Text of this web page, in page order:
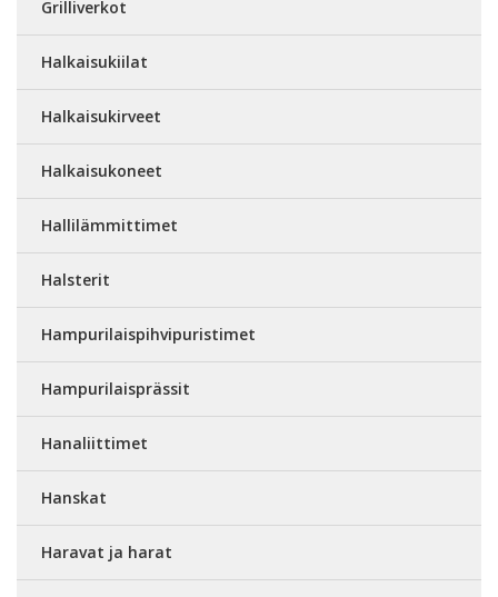
Grilliverkot
Halkaisukiilat
Halkaisukirveet
Halkaisukoneet
Hallilämmittimet
Halsterit
Hampurilaispihvipuristimet
Hampurilaisprässit
Hanaliittimet
Hanskat
Haravat ja harat